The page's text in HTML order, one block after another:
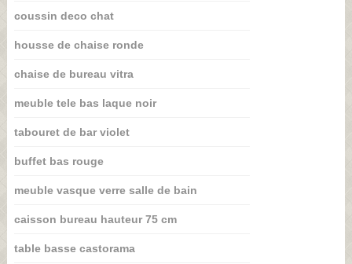
coussin deco chat
housse de chaise ronde
chaise de bureau vitra
meuble tele bas laque noir
tabouret de bar violet
buffet bas rouge
meuble vasque verre salle de bain
caisson bureau hauteur 75 cm
table basse castorama